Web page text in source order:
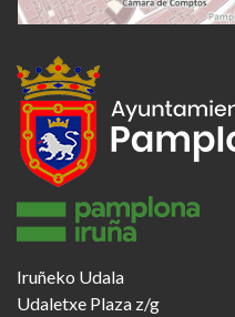
Iruñeko Udala
Udaletxe Plaza z/g